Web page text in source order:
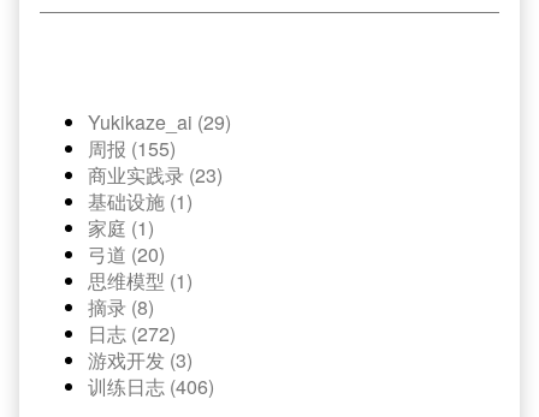
Yukikaze_ai (29)
周报 (155)
商业实践录 (23)
基础设施 (1)
家庭 (1)
弓道 (20)
思维模型 (1)
摘录 (8)
日志 (272)
游戏开发 (3)
训练日志 (406)